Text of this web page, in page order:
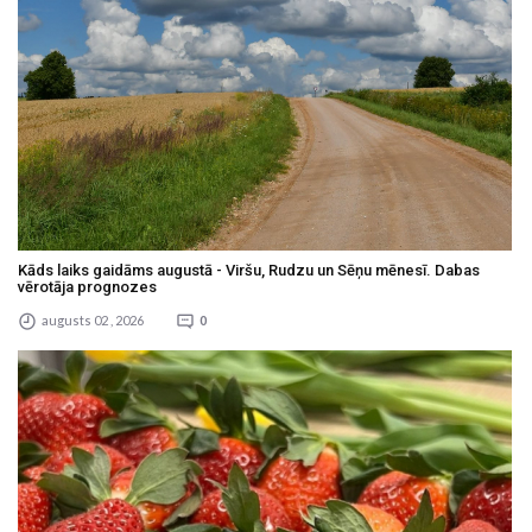
Kāds laiks gaidāms augustā - Viršu, Rudzu un Sēņu mēnesī. Dabas
vērotāja prognozes
augusts 02 , 2026 0